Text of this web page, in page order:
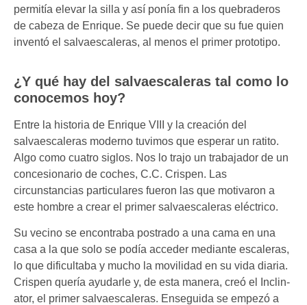
permitía elevar la silla y así ponía fin a los quebraderos
de cabeza de Enrique. Se puede decir que su fue quien
inventó el salvaescaleras, al menos el primer prototipo.
¿Y qué hay del salvaescaleras tal como lo
conocemos hoy?
Entre la historia de Enrique VIII y la creación del
salvaescaleras moderno tuvimos que esperar un ratito.
Algo como cuatro siglos. Nos lo trajo un trabajador de un
concesionario de coches, C.C. Crispen. Las
circunstancias particulares fueron las que motivaron a
este hombre a crear el primer salvaescaleras eléctrico.
Su vecino se encontraba postrado a una cama en una
casa a la que solo se podía acceder mediante escaleras,
lo que dificultaba y mucho la movilidad en su vida diaria.
Crispen quería ayudarle y, de esta manera, creó el Inclin-
ator, el primer salvaescaleras. Enseguida se empezó a